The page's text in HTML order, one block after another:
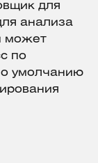
для
анализа
может
по
умолчанию